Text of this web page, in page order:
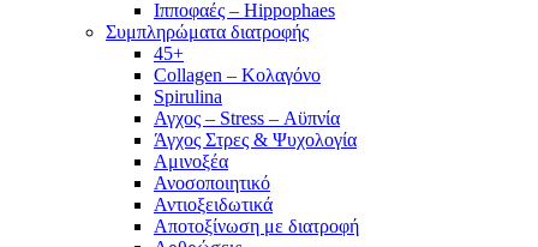
Ιπποφαές – Hippophaes
Συμπληρώματα διατροφής
45+
Collagen – Κολαγόνο
Spirulina
Αγχος – Stress – Αϋπνία
Άγχος Στρες & Ψυχολογία
Αμινοξέα
Ανοσοποιητικό
Αντιοξειδωτικά
Αποτοξίνωση με διατροφή